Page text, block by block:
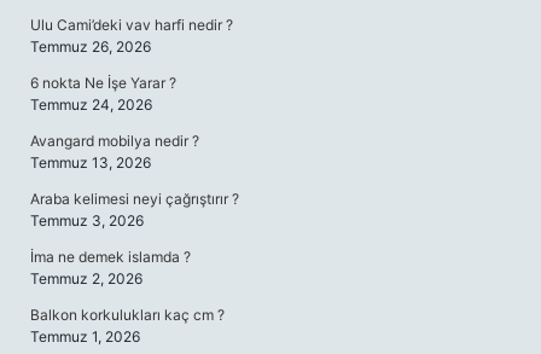
Ulu Cami’deki vav harfi nedir ?
Temmuz 26, 2026
6 nokta Ne İşe Yarar ?
Temmuz 24, 2026
Avangard mobilya nedir ?
Temmuz 13, 2026
Araba kelimesi neyi çağrıştırır ?
Temmuz 3, 2026
İma ne demek islamda ?
Temmuz 2, 2026
Balkon korkulukları kaç cm ?
Temmuz 1, 2026